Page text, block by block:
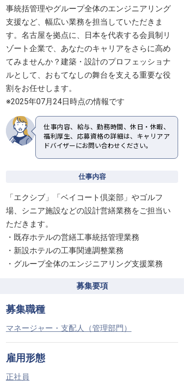
事統括管理やグループ全体のエンジニアリング
支援など、幅広い業務を担当していただきま
す。名古屋を拠点に、日本を代表する会員制リ
ゾート企業で、あなたのキャリアをさらに高め
てみませんか？建築・設計のプロフェッショナ
ルとして、おもてなしの舞台を支える重要な役
割をお任せします。
※2025年07月24日時点の情報です
仕事内容、給与、勤務時間、休日・休暇、
福利厚生、応募資格の詳細は、キャリアア
ドバイザーにお問い合わせください。
仕事内容
「エクシブ」「ベイコート倶楽部」やゴルフ
場、シニア施設などの設計営繕業務をご担当い
ただきます。
・既存ホテルの営繕工事統括管理業務
・新設ホテルの工事関連調整業務
・グループ全体のエンジニアリング支援業務
募集要項
募集職種
マネージャー・支配人（管理部門）
雇用形態
正社員